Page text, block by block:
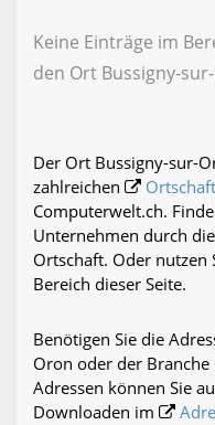
Keine Einträge im
den Ort Bussigny-
Der Ort Bussigny-sur-
zahlreichen
Computerwelt.ch.
Unternehmen durch
Ortschaft. Oder nutzen
Bereich dieser Seite.
Benötigen Sie die
Oron oder der
Adressen können Sie
Downloaden im